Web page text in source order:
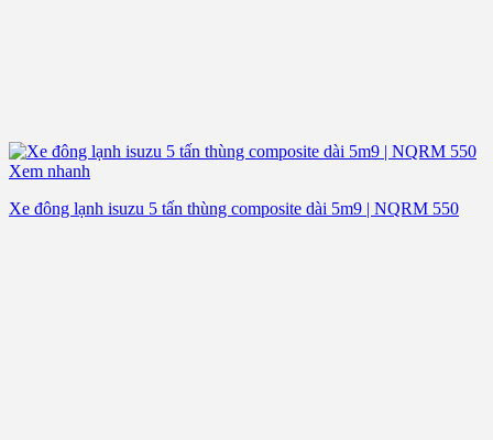
Xem nhanh
Xe đông lạnh isuzu 5 tấn thùng composite dài 5m9 | NQRM 550